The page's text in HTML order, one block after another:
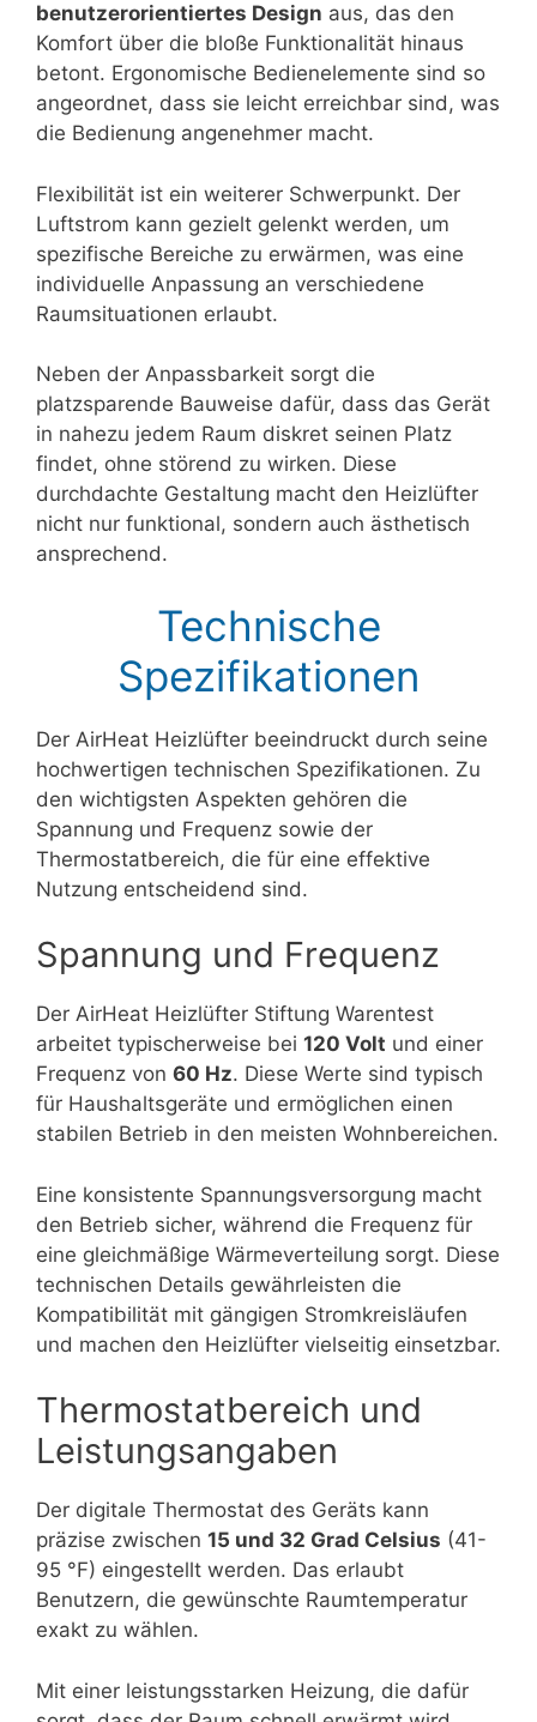
benutzerorientiertes Design aus, das den
Komfort über die bloße Funktionalität hinaus
betont. Ergonomische Bedienelemente sind so
angeordnet, dass sie leicht erreichbar sind, was
die Bedienung angenehmer macht.
Flexibilität ist ein weiterer Schwerpunkt. Der
Luftstrom kann gezielt gelenkt werden, um
spezifische Bereiche zu erwärmen, was eine
individuelle Anpassung an verschiedene
Raumsituationen erlaubt.
Neben der Anpassbarkeit sorgt die
platzsparende Bauweise dafür, dass das Gerät
in nahezu jedem Raum diskret seinen Platz
findet, ohne störend zu wirken. Diese
durchdachte Gestaltung macht den Heizlüfter
nicht nur funktional, sondern auch ästhetisch
ansprechend.
Technische
Spezifikationen
Der AirHeat Heizlüfter beeindruckt durch seine
hochwertigen technischen Spezifikationen. Zu
den wichtigsten Aspekten gehören die
Spannung und Frequenz sowie der
Thermostatbereich, die für eine effektive
Nutzung entscheidend sind.
Spannung und Frequenz
Der AirHeat Heizlüfter Stiftung Warentest
arbeitet typischerweise bei 120 Volt und einer
Frequenz von 60 Hz. Diese Werte sind typisch
für Haushaltsgeräte und ermöglichen einen
stabilen Betrieb in den meisten Wohnbereichen.
Eine konsistente Spannungsversorgung macht
den Betrieb sicher, während die Frequenz für
eine gleichmäßige Wärmeverteilung sorgt. Diese
technischen Details gewährleisten die
Kompatibilität mit gängigen Stromkreisläufen
und machen den Heizlüfter vielseitig einsetzbar.
Thermostatbereich und
Leistungsangaben
Der digitale Thermostat des Geräts kann
präzise zwischen 15 und 32 Grad Celsius (41-
95 °F) eingestellt werden. Das erlaubt
Benutzern, die gewünschte Raumtemperatur
exakt zu wählen.
Mit einer leistungsstarken Heizung, die dafür